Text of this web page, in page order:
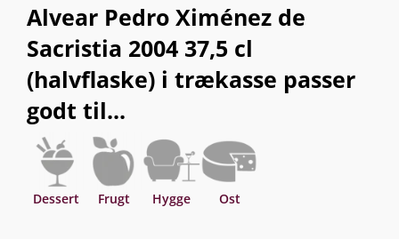
Alvear Pedro Ximénez de
Sacristia 2004 37,5 cl
(halvflaske) i trækasse passer
godt til...
Dessert Frugt Hygge Ost